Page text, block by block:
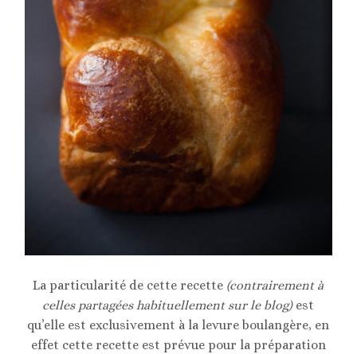
La particularité de cette recette (contrairement à
celles partagées habituellement sur le blog)est
qu’elle est exclusivement à la levure boulangère, en
effet cette recette est prévue pour la préparation